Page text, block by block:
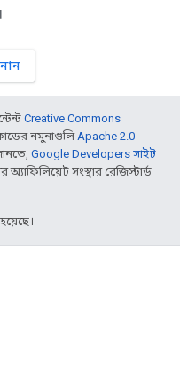
Creative Commons
নমুনাগুলিApache 2.0
Google Developers সাইট
সংস্থার রেজিস্টার্ড